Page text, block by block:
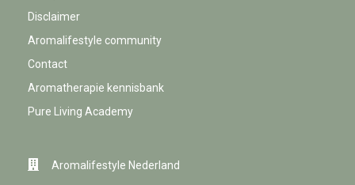
Disclaimer
Aromalifestyle community
Contact
Aromatherapie kennisbank
Pure Living Academy
Aromalifestyle Nederland